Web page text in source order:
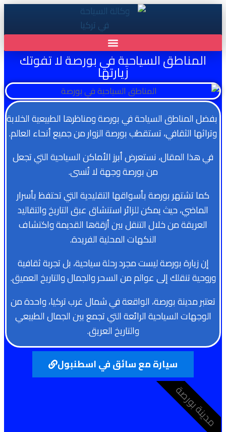
المناطق السياحية في بورصة لا تفوتك
زيارتها
بفضل المناطق السياحة في بورصة ومناظرها الطبيعية الخلابة
وتراثها الثقافي، تستقطب بورصة الزوار من جميع أنحاء العالم.
في هذا المقال، نستعرض أبرز الأماكن السياحية التي تجعل
من بورصة وجهة لا تُنسى.
كما تشتهر بورصة بأسواقها التقليدية التي تحتفظ بأسرار
الماضي، حيث يمكن للزائر استنشاق عبق التاريخ والتقاليد
العريقة من خلال التنقل بين أزقةها القديمة واكتشاف
النكهات المحلية الفريدة.
إن زيارة بورصة ليست مجرد رحلة سياحية، بل تجربة ثقافية
وروحية تنقلك إلى عوالم من السحر والجمال والتاريخ العميق.
تعتبر مدينة بورصة، الواقعة في شمال غرب تركيا، واحدة من
الوجهات السياحية الرائعة التي تجمع بين الجمال الطبيعي
والتاريخ العريق.
سيارة مع سائق في اسطنبول
مدينة بورصة